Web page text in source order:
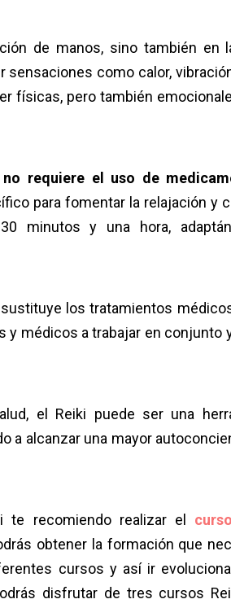
de manos, sino también en
como calor,
físicas, pero también
requiere el uso de
para fomentar la relajación y
minutos y una hora,
los tratamientos
y médicos a trabajar en conjunto
el Reiki puede ser una
a alcanzar una mayor
te recomiendo realizar el
obtener la formación que
cursos y así ir
disfrutar de tres cursos